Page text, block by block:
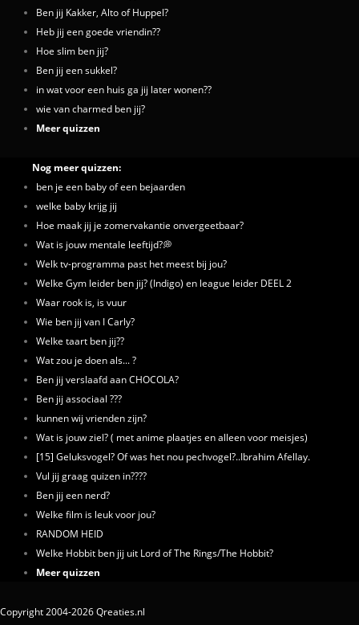
Ben jij Kakker, Alto of Huppel?
Heb jij een goede vriendin??
Hoe slim ben jij?
Ben jij een sukkel?
in wat voor een huis ga jij later wonen??
wie van charmed ben jij?
Meer quizzen
Nog meer quizzen:
ben je een baby of een bejaarden
welke baby krijg jij
Hoe maak jij je zomervakantie onvergeetbaar?
Wat is jouw mentale leeftijd?💭
Welk tv-programma past het meest bij jou?
Welke Gym leider ben jij? (Indigo) en league leider DEEL 2
Waar rook is, is vuur
Wie ben jij van I Carly?
Welke taart ben jij??
Wat zou je doen als... ?
Ben jij verslaafd aan CHOCOLA?
Ben jij associaal ???
kunnen wij vrienden zijn?
Wat is jouw ziel? ( met anime plaatjes en alleen voor meisjes)
[15] Geluksvogel? Of was het nou pechvogel?..Ibrahim Afellay.
Vul jij graag quizen in????
Ben jij een nerd?
Welke film is leuk voor jou?
RANDOM HEID
Welke Hobbit ben jij uit Lord of The Rings/The Hobbit?
Meer quizzen
Copyright 2004-2026 Qreaties.nl